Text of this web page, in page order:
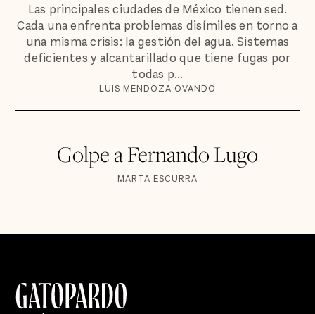
Las principales ciudades de México tienen sed.
Cada una enfrenta problemas disímiles en torno a
una misma crisis: la gestión del agua. Sistemas
deficientes y alcantarillado que tiene fugas por
todas p...
LUIS MENDOZA OVANDO
Golpe a Fernando Lugo
MARTA ESCURRA